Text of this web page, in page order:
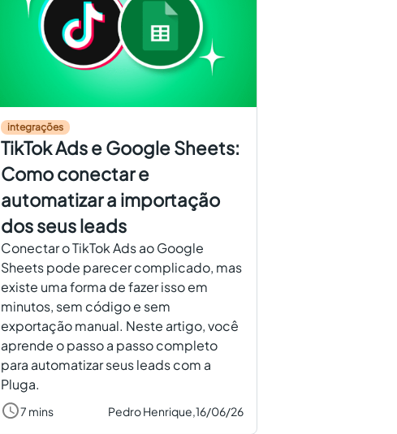
integrações
TikTok Ads e Google Sheets:
Como conectar e
automatizar a importação
dos seus leads
Conectar o TikTok Ads ao Google
Sheets pode parecer complicado, mas
existe uma forma de fazer isso em
minutos, sem código e sem
exportação manual. Neste artigo, você
aprende o passo a passo completo
para automatizar seus leads com a
Pluga.
7 mins Pedro Henrique, 16/06/26